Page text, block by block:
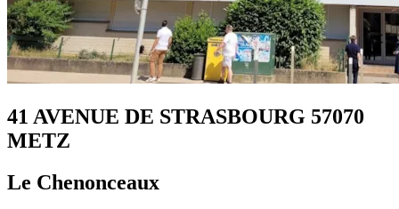
41 AVENUE DE STRASBOURG 57070
METZ
Le Chenonceaux